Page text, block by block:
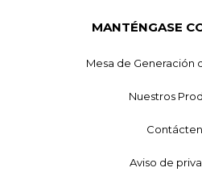
MANTÉNGASE
Mesa de Generación
Nuestros
Aviso de